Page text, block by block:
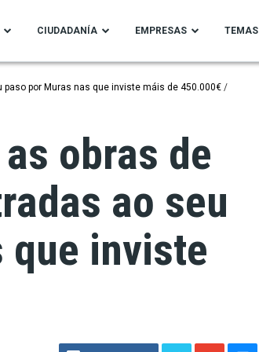
CIUDADANÍA EMPRESAS TEMAS
por Muras nas que inviste máis de 450.000€
obras de
ao seu
que inviste